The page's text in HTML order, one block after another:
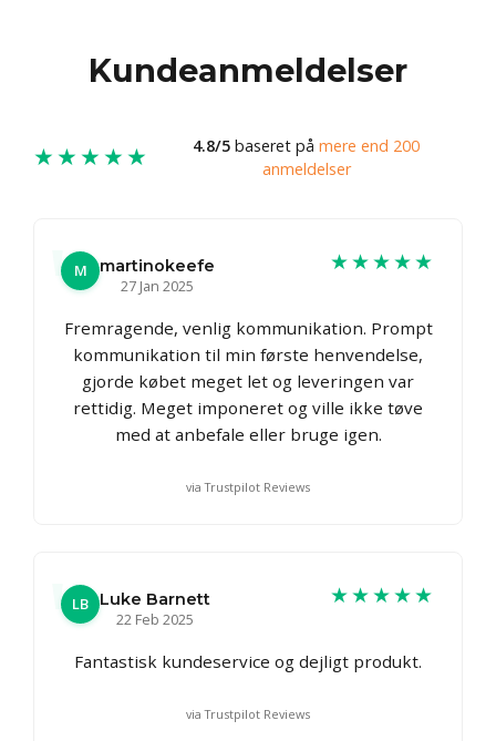
Kundeanmeldelser
★★★★★ 4.8/5 baseret på mere end 200
anmeldelser
M
martinokeefe
27 Jan 2025
★★★★★
Fremragende, venlig kommunikation. Prompt
kommunikation til min første henvendelse,
gjorde købet meget let og leveringen var
rettidig. Meget imponeret og ville ikke tøve
med at anbefale eller bruge igen.
via Trustpilot Reviews
LB
Luke Barnett
22 Feb 2025
★★★★★
Fantastisk kundeservice og dejligt produkt.
via Trustpilot Reviews